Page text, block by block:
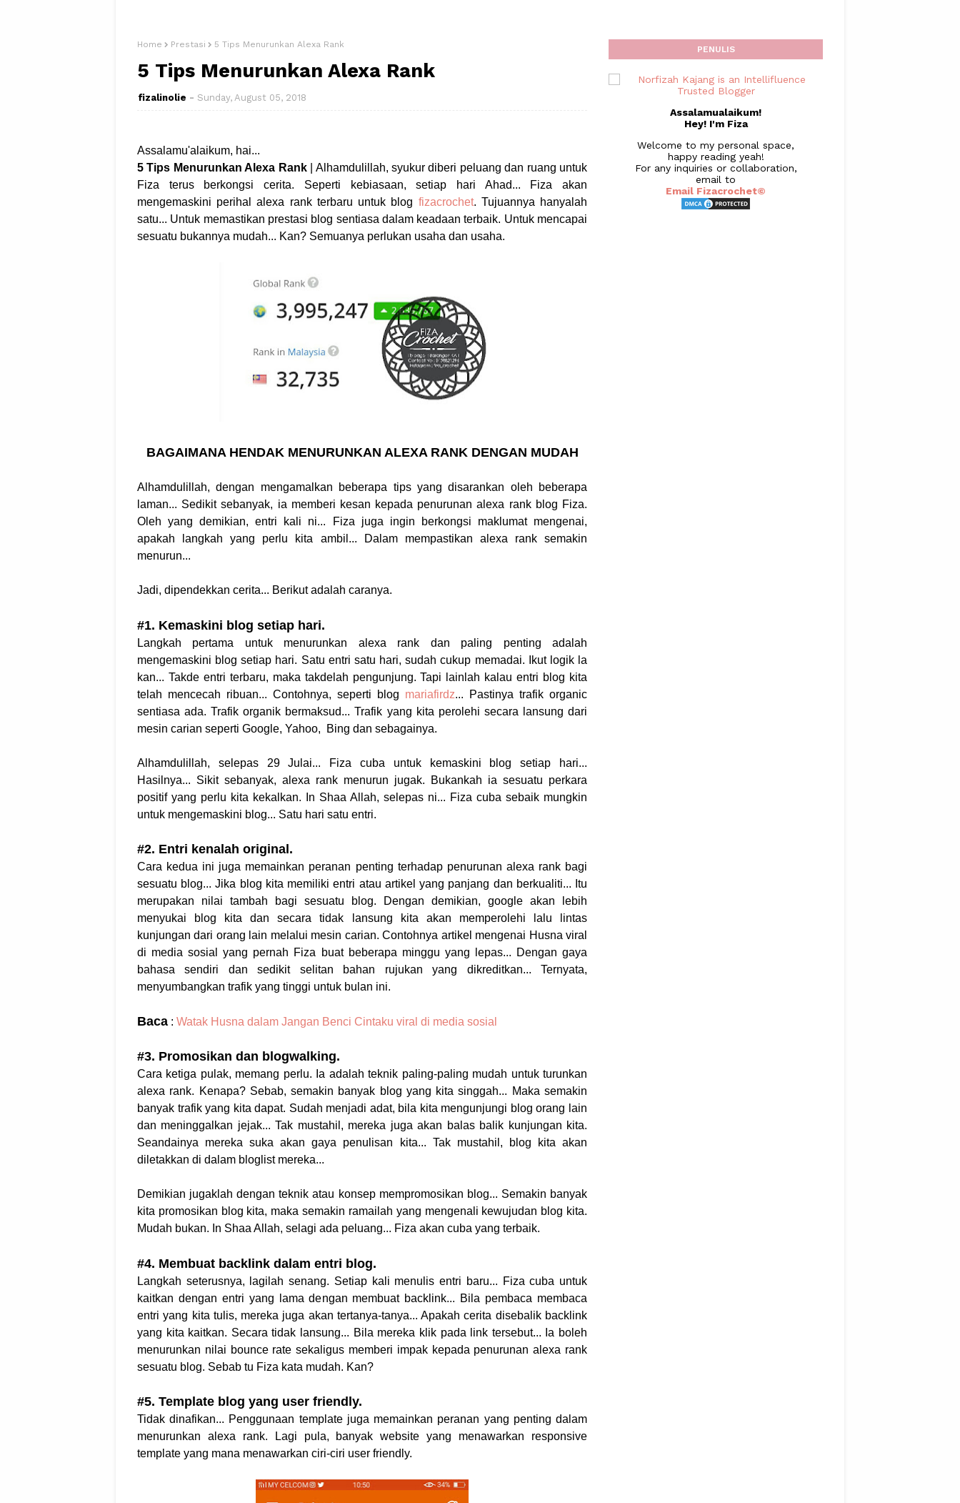
Home Prestasi 5 Tips Menurunkan Alexa Rank
5 Tips Menurunkan Alexa Rank
fizalinolie Sunday, August 05, 2018
Assalamu'alaikum, hai...
5 Tips Menurunkan Alexa Rank| Alhamdulillah, syukur diberi peluang dan ruang untuk
Fiza terus berkongsi cerita. Seperti kebiasaan, setiap hari Ahad... Fiza akan
mengemaskini perihal alexa rank terbaru untuk blog fizacrochet. Tujuannya hanyalah
satu... Untuk memastikan prestasi blog sentiasa dalam keadaan terbaik. Untuk mencapai
sesuatu bukannya mudah... Kan? Semuanya perlukan usaha dan usaha.
BAGAIMANA HENDAK MENURUNKAN ALEXA RANK DENGAN MUDAH
Alhamdulillah, dengan mengamalkan beberapa tips yang disarankan oleh beberapa
laman... Sedikit sebanyak, ia memberi kesan kepada penurunan alexa rank blog Fiza.
Oleh yang demikian, entri kali ni... Fiza juga ingin berkongsi maklumat mengenai,
apakah langkah yang perlu kita ambil... Dalam mempastikan alexa rank semakin
menurun...
Jadi, dipendekkan cerita... Berikut adalah caranya.
#1. Kemaskini blog setiap hari.
Langkah pertama untuk menurunkan alexa rank dan paling penting adalah
mengemaskini blog setiap hari. Satu entri satu hari, sudah cukup memadai. Ikut logik la
kan... Takde entri terbaru, maka takdelah pengunjung. Tapi lainlah kalau entri blog kita
telah mencecah ribuan... Contohnya, seperti blog mariafirdz... Pastinya trafik organic
sentiasa ada. Trafik organik bermaksud... Trafik yang kita perolehi secara lansung dari
mesin carian seperti Google, Yahoo, Bing dan sebagainya.
Alhamdulillah, selepas 29 Julai... Fiza cuba untuk kemaskini blog setiap hari...
Hasilnya... Sikit sebanyak, alexa rank menurun jugak. Bukankah ia sesuatu perkara
positif yang perlu kita kekalkan. In Shaa Allah, selepas ni... Fiza cuba sebaik mungkin
untuk mengemaskini blog... Satu hari satu entri.
#2. Entri kenalah original.
Cara kedua ini juga memainkan peranan penting terhadap penurunan alexa rank bagi
sesuatu blog... Jika blog kita memiliki entri atau artikel yang panjang dan berkualiti... Itu
merupakan nilai tambah bagi sesuatu blog. Dengan demikian, google akan lebih
menyukai blog kita dan secara tidak lansung kita akan memperolehi lalu lintas
kunjungan dari orang lain melalui mesin carian. Contohnya artikel mengenai Husna viral
di media sosial yang pernah Fiza buat beberapa minggu yang lepas... Dengan gaya
bahasa sendiri dan sedikit selitan bahan rujukan yang dikreditkan... Ternyata,
menyumbangkan trafik yang tinggi untuk bulan ini.
Baca : Watak Husna dalam Jangan Benci Cintaku viral di media sosial
#3. Promosikan dan blogwalking.
Cara ketiga pulak, memang perlu. Ia adalah teknik paling-paling mudah untuk turunkan
alexa rank. Kenapa? Sebab, semakin banyak blog yang kita singgah... Maka semakin
banyak trafik yang kita dapat. Sudah menjadi adat, bila kita mengunjungi blog orang lain
dan meninggalkan jejak... Tak mustahil, mereka juga akan balas balik kunjungan kita.
Seandainya mereka suka akan gaya penulisan kita... Tak mustahil, blog kita akan
diletakkan di dalam bloglist mereka...
Demikian jugaklah dengan teknik atau konsep mempromosikan blog... Semakin banyak
kita promosikan blog kita, maka semakin ramailah yang mengenali kewujudan blog kita.
Mudah bukan. In Shaa Allah, selagi ada peluang... Fiza akan cuba yang terbaik.
#4. Membuat backlink dalam entri blog.
Langkah seterusnya, lagilah senang. Setiap kali menulis entri baru... Fiza cuba untuk
kaitkan dengan entri yang lama dengan membuat backlink... Bila pembaca membaca
entri yang kita tulis, mereka juga akan tertanya-tanya... Apakah cerita disebalik backlink
yang kita kaitkan. Secara tidak lansung... Bila mereka klik pada link tersebut... Ia boleh
menurunkan nilai bounce rate sekaligus memberi impak kepada penurunan alexa rank
sesuatu blog. Sebab tu Fiza kata mudah. Kan?
#5. Template blog yang user friendly.
Tidak dinafikan... Penggunaan template juga memainkan peranan yang penting dalam
menurunkan alexa rank. Lagi pula, banyak website yang menawarkan responsive
template yang mana menawarkan ciri-ciri user friendly.
PENULIS
Assalamualaikum!
Hey! I'm Fiza
Welcome to my personal space,
happy reading yeah!
For any inquiries or collaboration,
email to
Email Fizacrochet©